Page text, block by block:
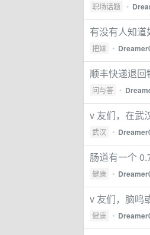
职场话题 •
有没有人知道
把妹 •
顺丰快递退回
问与答 •
v 友们，在武
武汉 •
肠道有一个
健康 •
v 友们，脑鸣
健康 •